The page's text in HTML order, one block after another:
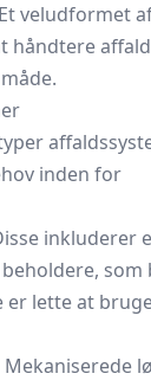
veludformet
håndtere
inden for
inkluderer
er lette at
Mekaniserede